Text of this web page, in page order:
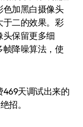
色加黑白摄像头
于二的效果。彩
头保留更多细
帧降噪算法，使
469天调试出来的
招。